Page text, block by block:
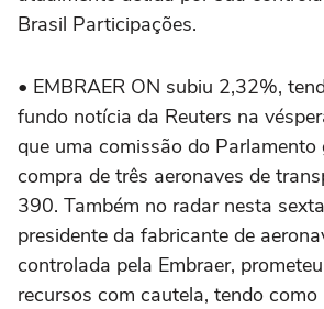
Brasil Participações.
• EMBRAER ON subiu 2,32%,
fundo notícia da Reuters na
que uma comissão do
compra de três aeronaves de
390. Também no radar nesta
presidente da fabricante de
controlada pela Embraer,
recursos com cautela, tendo como